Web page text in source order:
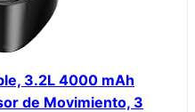
3.2L 4000 mAh
de Movimiento, 3